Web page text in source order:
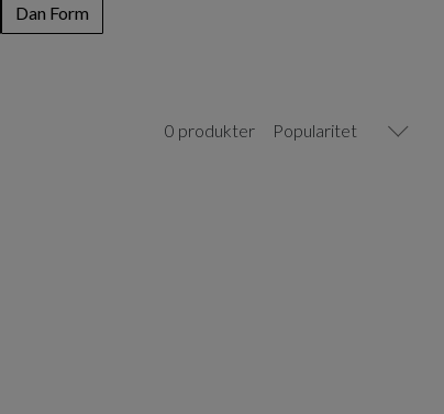
Dan Form
0 produkter Popularitet